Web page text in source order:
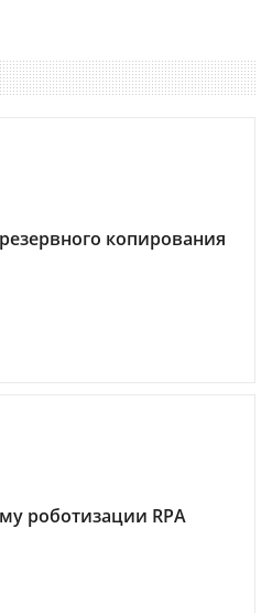
копирования
роботизации RPA